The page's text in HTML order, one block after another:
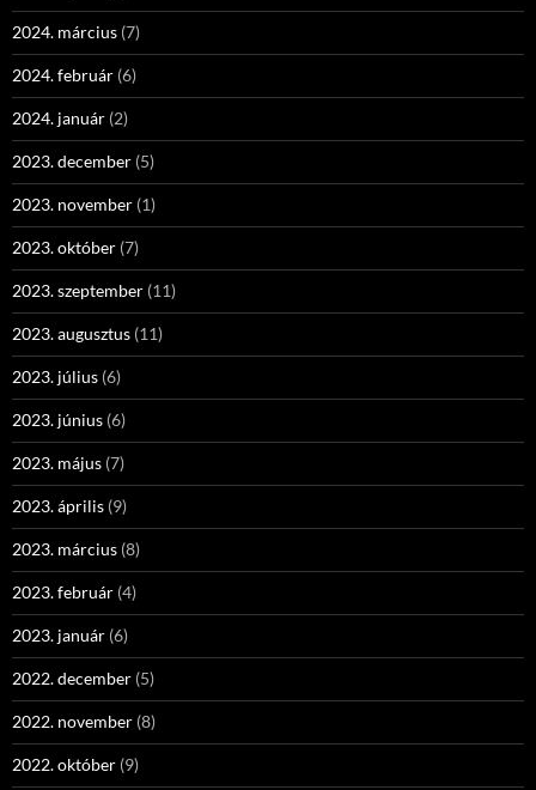
2024. március (7)
2024. február (6)
2024. január (2)
2023. december (5)
2023. november (1)
2023. október (7)
2023. szeptember (11)
2023. augusztus (11)
2023. július (6)
2023. június (6)
2023. május (7)
2023. április (9)
2023. március (8)
2023. február (4)
2023. január (6)
2022. december (5)
2022. november (8)
2022. október (9)